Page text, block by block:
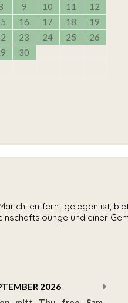
9 10 11
12
16 17 18
19
23 24 25
26
30
entfernt gelegen ist,
und einer
2026